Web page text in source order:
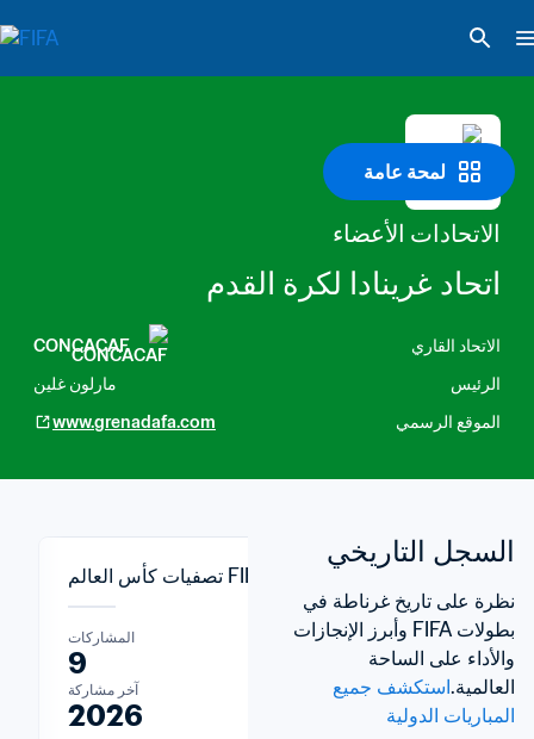
لمحة عامة
الاتحادات الأعضاء
اتحاد غرينادا لكرة القدم
الاتحاد القاري
CONCACAF
الرئيس
مارلون غلين
الموقع الرسمي
www.grenadafa.com
السجل التاريخي
العالمية.
المباريات الدولية
تصفيات كأس العالم FIFA™
المشاركات
9
آخر مشاركة
2026